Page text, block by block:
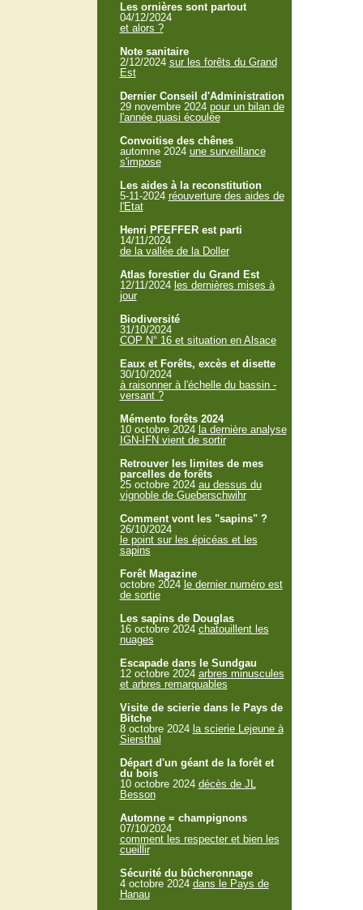
Les ornières sont partout
04/12/2024
et alors ?
Note sanitaire
2/12/2024 sur les forêts du Grand
Est
Dernier Conseil d'Administration
29 novembre 2024 pour un bilan de
l'année quasi écoulée
Convoitise des chênes
automne 2024 une surveillance
s'impose
Les aides à la reconstitution
5-11-2024 réouverture des aides de
l'Etat
Henri PFEFFER est parti
14/11/2024
de la vallée de la Doller
Atlas forestier du Grand Est
12/11/2024 les dernières mises à
jour
Biodiversité
31/10/2024
COP N° 16 et situation en Alsace
Eaux et Forêts, excès et disette
30/10/2024
à raisonner à l'échelle du bassin -
versant ?
Mémento forêts 2024
10 octobre 2024 la dernière analyse
IGN-IFN vient de sortir
Retrouver les limites de mes
parcelles de forêts
25 octobre 2024 au dessus du
vignoble de Gueberschwihr
Comment vont les "sapins" ?
26/10/2024
le point sur les épicéas et les
sapins
Forêt Magazine
octobre 2024 le dernier numéro est
de sortie
Les sapins de Douglas
16 octobre 2024 chatouillent les
nuages
Escapade dans le Sundgau
12 octobre 2024 arbres minuscules
et arbres remarquables
Visite de scierie dans le Pays de
Bitche
8 octobre 2024 la scierie Lejeune à
Siersthal
Départ d'un géant de la forêt et
du bois
10 octobre 2024 décès de JL
Besson
Automne = champignons
07/10/2024
comment les respecter et bien les
cueillir
Sécurité du bûcheronnage
4 octobre 2024 dans le Pays de
Hanau